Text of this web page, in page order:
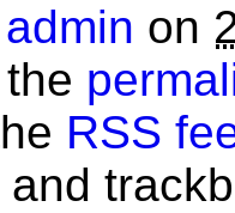
admin on
RSS